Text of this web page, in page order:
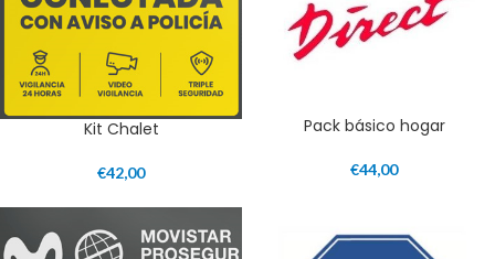
Kit Chalet
€42,00
Pack básico hogar
€44,00